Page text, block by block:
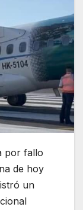
por fallo
de hoy
un